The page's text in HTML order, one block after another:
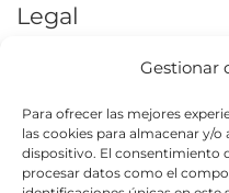
Gestionar
Para ofrecer las mejores
las cookies para almacenar y/
dispositivo. El consentimiento
procesar datos como el
Legal
Política de Privacidad
Condiciones
Política de cookies